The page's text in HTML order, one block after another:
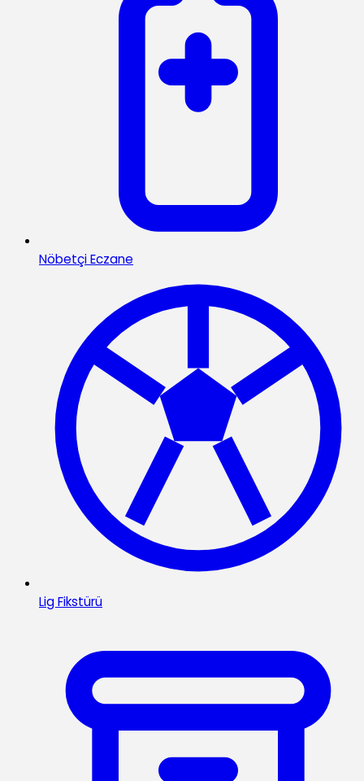
Nöbetçi Eczane
Lig Fikstürü